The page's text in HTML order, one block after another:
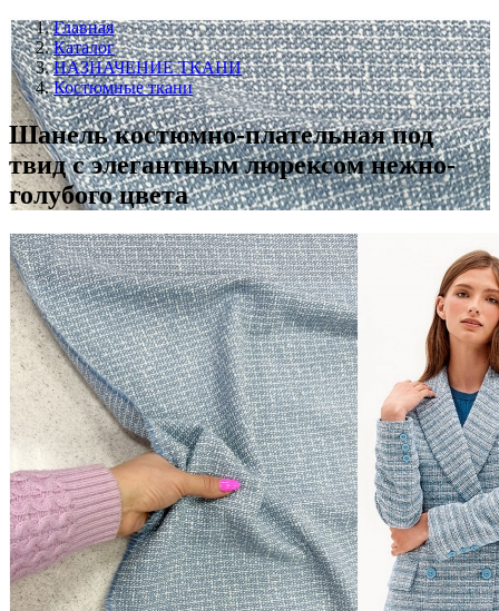
Главная
Каталог
НАЗНАЧЕНИЕ ТКАНИ
Костюмные ткани
Шанель костюмно-плательная под
твид с элегантным люрексом нежно-
голубого цвета